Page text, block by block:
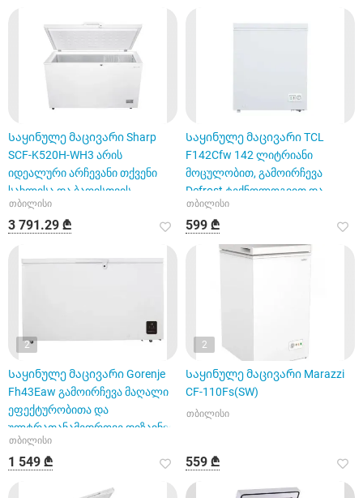
Საყინულე მაცივარი Sharp
SCF-K520H-WH3 არის
იდეალური არჩევანი თქვენი
სახლისა და ბაღისთვის
თბილისი
3 791.29 ₾
Საყინულე მაცივარი TCL
F142Cfw 142 ლიტრიანი
მოცულობით, გამოირჩევა
Defrost ტექნოლოგიით და
ელეგანტური თ
თბილისი
599 ₾
2
Საყინულე მაცივარი Gorenje
Fh43Eaw გამოირჩევა მაღალი
ეფექტურობითა და
ულტრათანამედროვე დიზაინით
თბილისი
1 549 ₾
2
Საყინულე მაცივარი Marazzi
CF-110Fs(SW)
თბილისი
559 ₾